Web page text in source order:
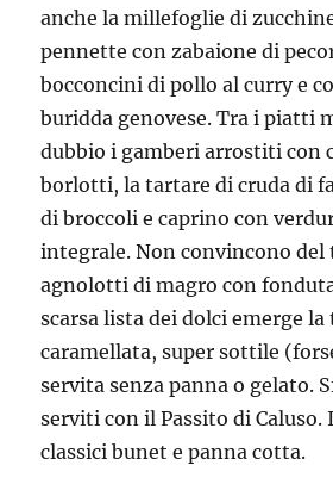
anche la millefoglie di
pennette con zabaione di
bocconcini di pollo al curry e
buridda genovese. Tra i piatti
dubbio i gamberi arrostiti con
borlotti, la tartare di cruda di
di broccoli e caprino con
integrale. Non convincono
agnolotti di magro con
scarsa lista dei dolci emerge
caramellata, super sottile
servita senza panna o gelato.
serviti con il Passito di
classici bunet e panna cotta.